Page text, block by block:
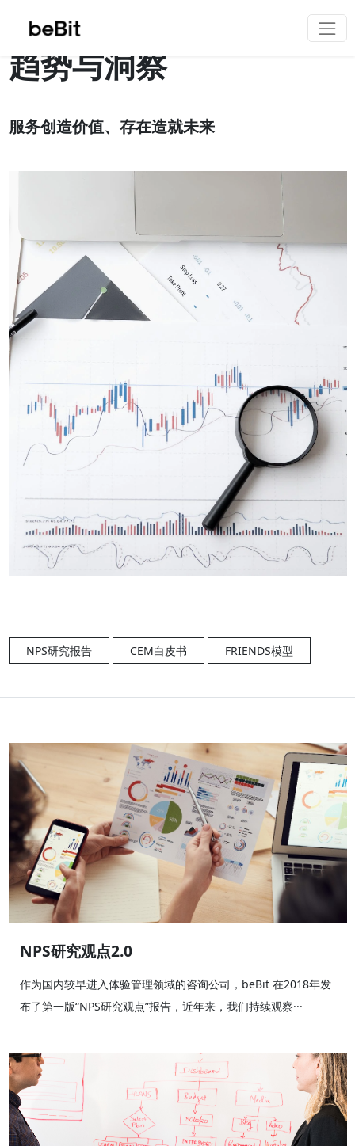
趋势与洞察
服务创造价值、存在造就未来
NPS研究报告 CEM白皮书 FRIENDS模型
NPS研究观点2.0
作为国内较早进入体验管理领域的咨询公司，beBit 在2018年发
布了第一版“NPS研究观点”报告，近年来，我们持续观察···